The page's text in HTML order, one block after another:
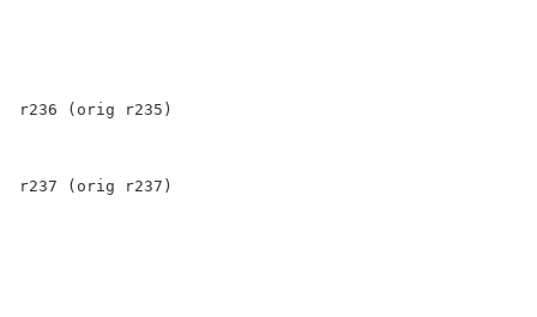
r236 (orig r235)
r237 (orig r237)